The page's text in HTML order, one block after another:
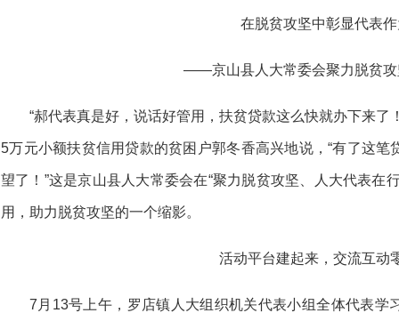
在脱贫攻坚中彰显代表
——京山县人大常委会聚力脱贫攻
“郝代表真是好，说话好管用，扶贫贷款这么快就办下来了
5万元小额扶贫信用贷款的贫困户郭冬香高兴地说，“有了这
望了！”这是京山县人大常委会在“聚力脱贫攻坚、人大代表在
用，助力脱贫攻坚的一个缩影。
活动平台建起来，交流互动
7月13号上午，罗店镇人大组织机关代表小组全体代表学